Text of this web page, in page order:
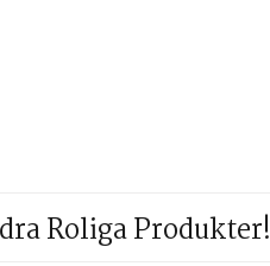
Roliga Produkter!